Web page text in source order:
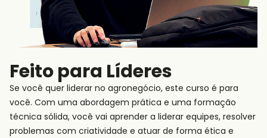
Feito para Líderes
Se você quer liderar no agronegócio, este curso é para
você. Com uma abordagem prática e uma formação
técnica sólida, você vai aprender a liderar equipes, resolver
problemas com criatividade e atuar de forma ética e